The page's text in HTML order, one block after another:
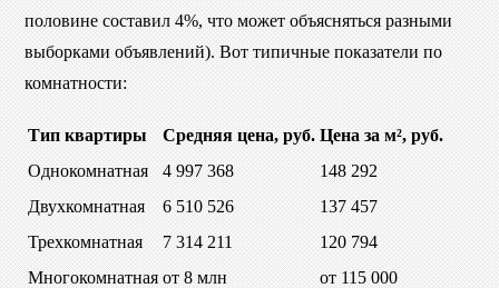
половине составил 4%, что может объясняться разными
выборками объявлений). Вот типичные показатели по
комнатности:
Тип квартиры Средняя цена, руб. Цена за м², руб.
Однокомнатная
4 997 368
148 292
Двухкомнатная
6 510 526
137 457
Трехкомнатная
7 314 211
120 794
Многокомнатная от 8 млн от 115 000